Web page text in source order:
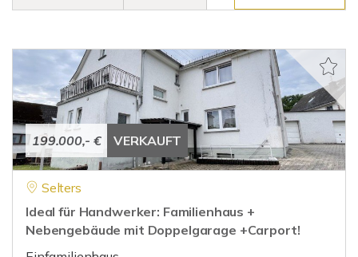
199.000,- € VERKAUFT
Selters
Ideal für Handwerker: Familienhaus +
Nebengebäude mit Doppelgarage +Carport!